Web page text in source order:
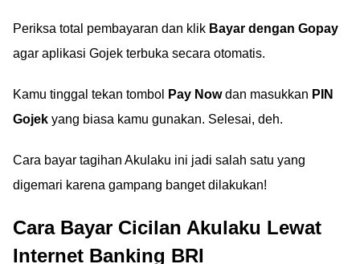
Periksa total pembayaran dan klik Bayar dengan Gopay
agar aplikasi Gojek terbuka secara otomatis.
Kamu tinggal tekan tombol Pay Nowdan masukkan PIN
Gojek yang biasa kamu gunakan. Selesai, deh.
Cara bayar tagihan Akulaku ini jadi salah satu yang
digemari karena gampang banget dilakukan!
Cara Bayar Cicilan Akulaku Lewat
Internet Banking BRI